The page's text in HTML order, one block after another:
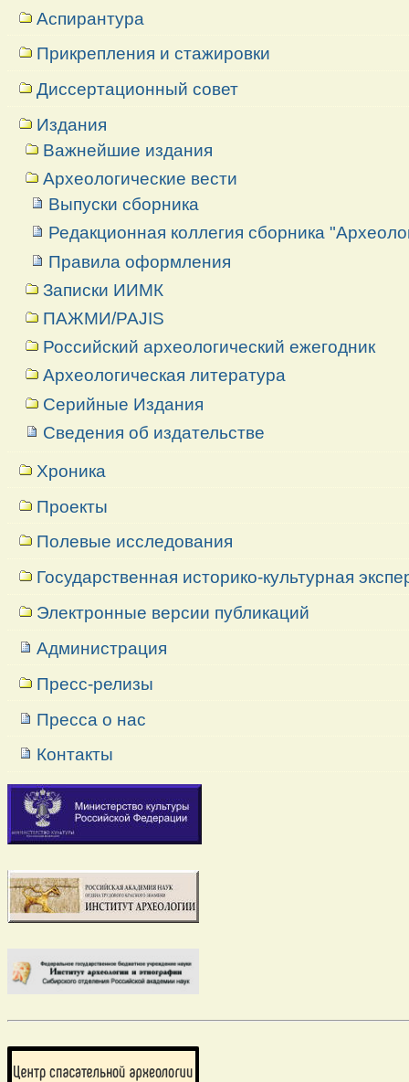
Аспирантура
Прикрепления и стажировки
Диссертационный совет
Издания
Важнейшие издания
Археологические вести
Выпуски сборника
Редакционная коллегия сборника
Правила оформления
Записки ИИМК
ПАЖМИ/PAJIS
Российский археологический ежегодник
Археологическая литература
Серийные Издания
Сведения об издательстве
Хроника
Проекты
Полевые исследования
Государственная историко-культурная
Электронные версии публикаций
Администрация
Пресс-релизы
Пресса о нас
Контакты